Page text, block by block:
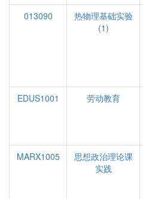
013090
热物理基础实验
(1)
EDUS1001
劳动教育
MARX1005
思想政治理论课
实践